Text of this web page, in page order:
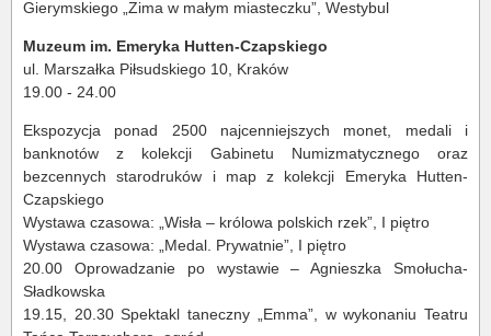
Gierymskiego „Zima w małym miasteczku”, Westybul
Muzeum im. Emeryka Hutten-Czapskiego
ul. Marszałka Piłsudskiego 10, Kraków
19.00 - 24.00
Ekspozycja ponad 2500 najcenniejszych monet, medali i
banknotów z kolekcji Gabinetu Numizmatycznego oraz
bezcennych starodruków i map z kolekcji Emeryka Hutten-
Czapskiego
Wystawa czasowa: „Wisła – królowa polskich rzek”, I piętro
Wystawa czasowa: „Medal. Prywatnie”, I piętro
20.00 Oprowadzanie po wystawie – Agnieszka Smołucha-
Sładkowska
19.15, 20.30 Spektakl taneczny „Emma”, w wykonaniu Teatru